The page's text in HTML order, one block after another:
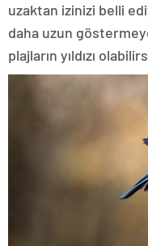
uzaktan izinizi belli
daha uzun
plajların yıldızı